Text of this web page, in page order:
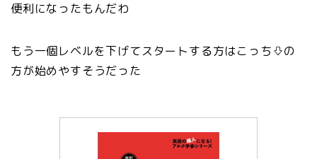
便利になったもんだわ
もう一個レベルを下げてスタートする方はこっち⇩の
方が始めやすそうだった